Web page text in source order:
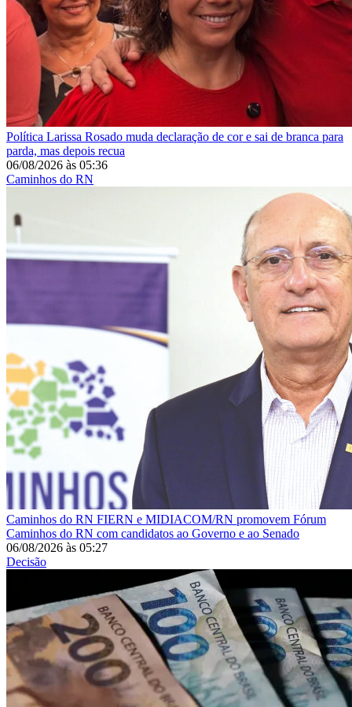
Política Larissa Rosado muda declaração de cor e sai de branca para
parda, mas depois recua
06/08/2026 às 05:36
Caminhos do RN
Caminhos do RN FIERN e MIDIACOM/RN promovem Fórum
Caminhos do RN com candidatos ao Governo e ao Senado
06/08/2026 às 05:27
Decisão